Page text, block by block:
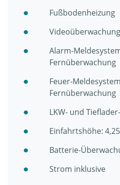
Fußbodenheizung
Videoüberwachung
Alarm-
Fernüberwachung
Feuer-
Fernüberwachung
LKW- und
Einfahrtshöhe:
Batterie-
Strom inklusive